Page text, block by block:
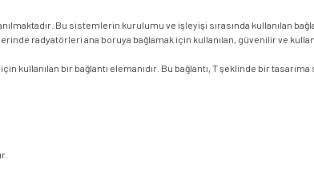
Bu sistemlerin kurulumu ve işleyişi sırasında kullanılan
radyatörleri ana boruya bağlamak için kullanılan, güvenilir ve
bir bağlantı elemanıdır. Bu bağlantı, T şeklinde bir tasarıma